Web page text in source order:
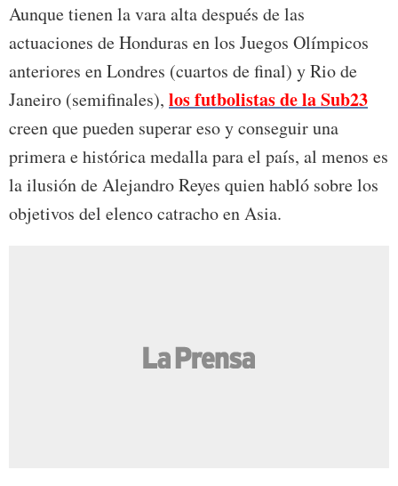
Aunque tienen la vara alta después de las
actuaciones de Honduras en los Juegos Olímpicos
anteriores en Londres (cuartos de final) y Rio de
Janeiro (semifinales), los futbolistas de la Sub23
creen que pueden superar eso y conseguir una
primera e histórica medalla para el país, al menos es
la ilusión de Alejandro Reyes quien habló sobre los
objetivos del elenco catracho en Asia.